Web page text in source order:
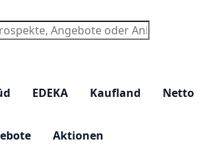
EDEKA Kaufland Netto
Aktionen